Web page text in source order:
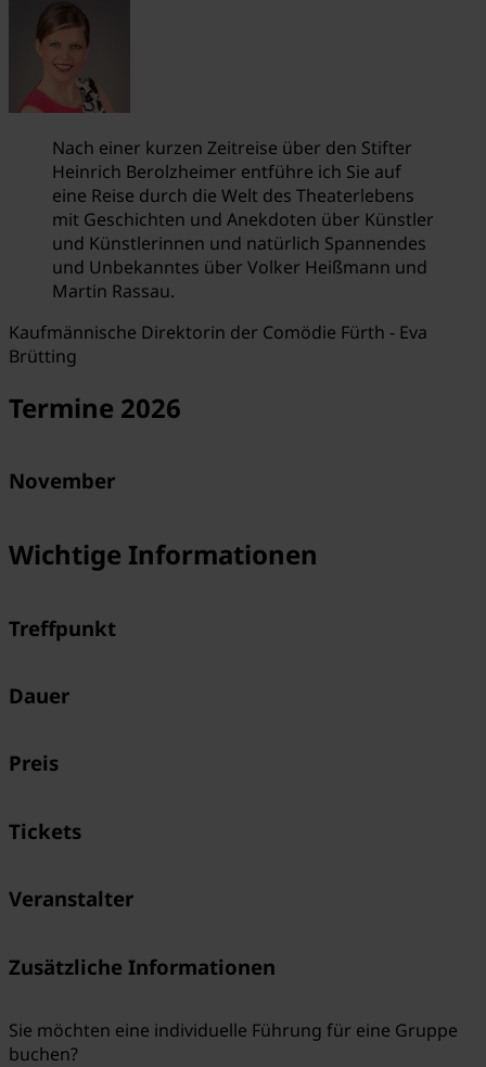
Nach einer kurzen Zeitreise über den Stifter
Heinrich Berolzheimer entführe ich Sie auf
eine Reise durch die Welt des Theaterlebens
mit Geschichten und Anekdoten über Künstler
und Künstlerinnen und natürlich Spannendes
und Unbekanntes über Volker Heißmann und
Martin Rassau.
Kaufmännische Direktorin der Comödie Fürth - Eva
Brütting
Termine 2026
November
Wichtige Informationen
Treffpunkt
Dauer
Preis
Tickets
Veranstalter
Zusätzliche Informationen
Sie möchten eine individuelle Führung für eine Gruppe
buchen?